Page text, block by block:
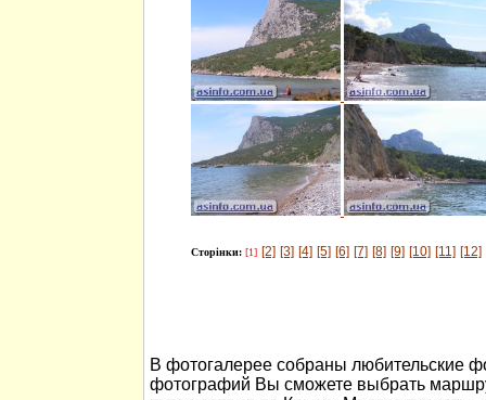
Сторінки: [1] [2] [3] [4] [5] [6] [7] [8] [9] [10] [11] [12]
В фотогалерее собраны любительские
фотографий Вы сможете выбрать